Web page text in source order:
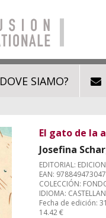
DOVE SIAMO?
El gato de la
Josefina
EDITORIAL:
EAN:
COLECCIÓN:
IDIOMA:
Fecha de edición:
14.42 €